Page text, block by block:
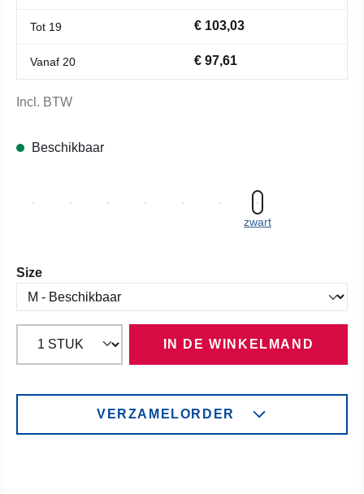
Tot 19 € 103,03
Vanaf 20 € 97,61
Incl. BTW
Beschikbaar
zwart
Selecteer
Size
IN DE WINKELMAND
VERZAMELORDER